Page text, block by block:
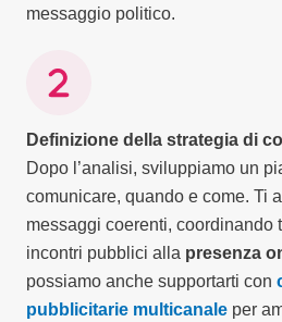
messaggio politico.
Definizione della strategia di
Dopo l’analisi, sviluppiamo un
comunicare, quando e come. Ti
messaggi coerenti, coordinando
incontri pubblici alla presenza
possiamo anche supportarti con
pubblicitarie multicanale per